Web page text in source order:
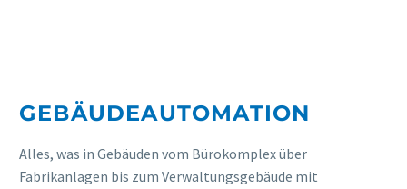
GEBÄUDEAUTOMATION
Alles, was in Gebäuden vom Bürokomplex über
Fabrikanlagen bis zum Verwaltungsgebäude mit